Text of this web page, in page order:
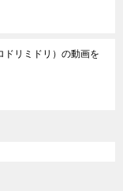
ドリミドリ）の動画を